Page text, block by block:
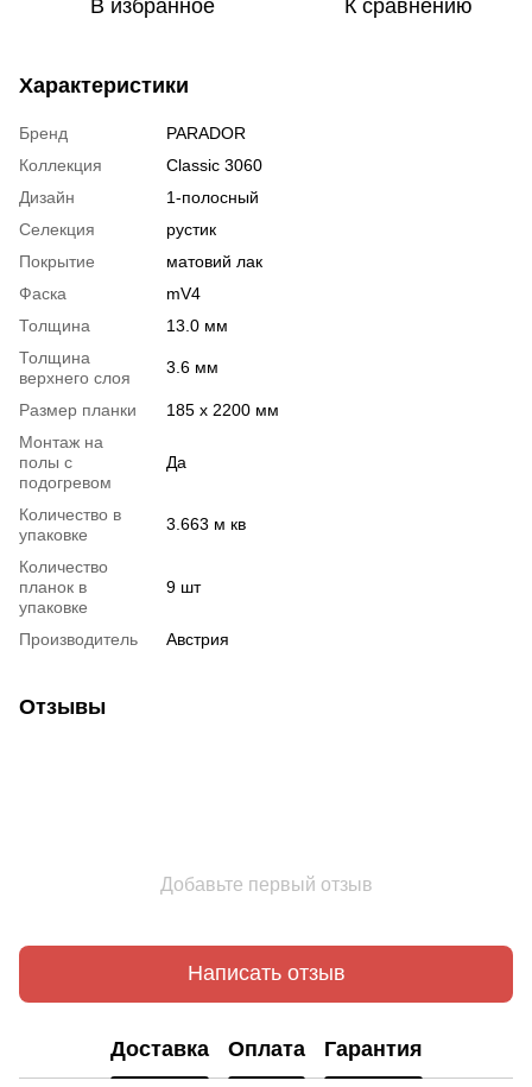
В избранное К сравнению
Характеристики
Бренд
PARADOR
Коллекция
Classic 3060
Дизайн
1-полосный
Селекция
рустик
Покрытие
матовий лак
Фаска
mV4
Толщина
13.0 мм
Толщина
верхнего слоя
3.6 мм
Размер планки
185 x 2200 мм
Монтаж на
полы с
подогревом
Да
Количество в
упаковке
3.663 м кв
Количество
планок в
упаковке
9 шт
Производитель Австрия
Отзывы
Добавьте первый отзыв
Написать отзыв
Доставка Оплата Гарантия